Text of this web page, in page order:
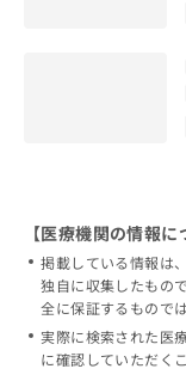
【医療機関の情報に
掲載している情報は
独自に収集したもの
全に保証するもので
実際に検索された医
に確認していただく